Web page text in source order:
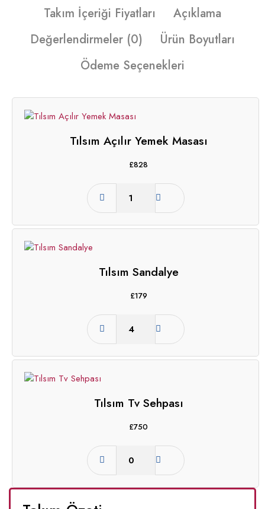
Takım İçeriği Fiyatları
Açıklama
Değerlendirmeler (0)
Ürün Boyutları
Ödeme Seçenekleri
Tılsım Açılır Yemek Masası
£828
Tılsım Sandalye
£179
Tılsım Tv Sehpası
£750